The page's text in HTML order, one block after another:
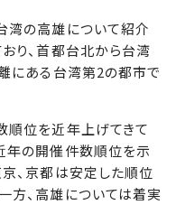
湾の高雄について紹介
り、首都台北から台湾
にある台湾第2の都市で
位を近年上げてきて
年の開催件数順位を示
、京都は安定した順位
方、高雄については着実